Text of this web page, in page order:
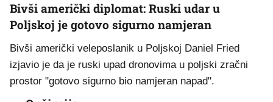
Bivši američki diplomat: Ruski udar u
Poljskoj je gotovo sigurno namjeran
Bivši američki veleposlanik u Poljskoj Daniel Fried
izjavio je da je ruski upad dronovima u poljski zračni
prostor "gotovo sigurno bio namjeran napad".